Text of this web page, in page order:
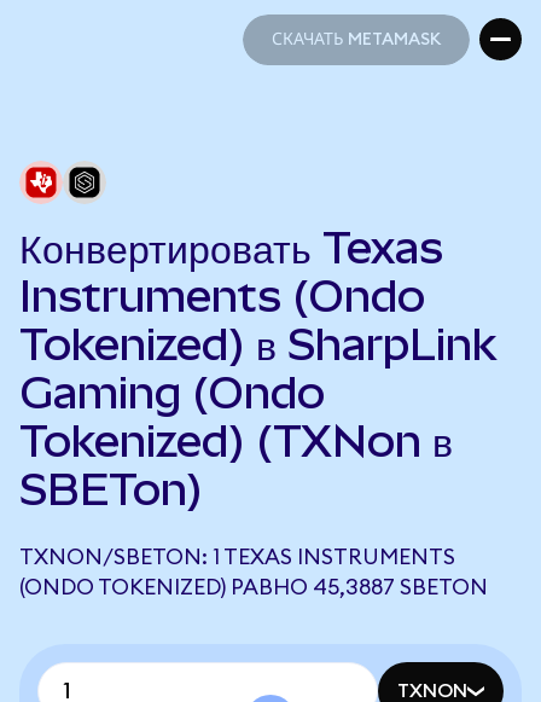
СКАЧАТЬ METAMASK
Конвертировать Texas
Instruments (Ondo
Tokenized) в SharpLink
Gaming (Ondo
Tokenized) (TXNon в
SBETon)
TXNON/SBETON: 1 TEXAS INSTRUMENTS
(ONDO TOKENIZED) РАВНО 45,3887 SBETON
TXNON